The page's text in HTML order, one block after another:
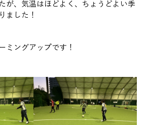
が、気温はほどよく、ちょうどよい季
ました！
ミングアップです！